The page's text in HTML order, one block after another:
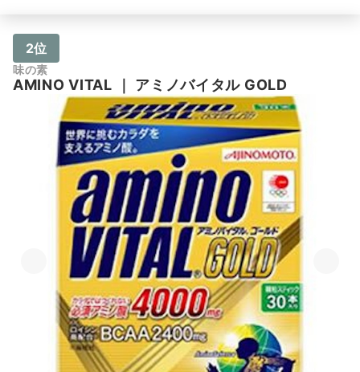
2位
味の素
AMINO VITAL アミノバイタル GOLD